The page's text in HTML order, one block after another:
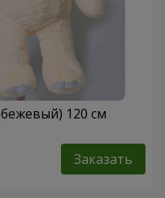
120 см
Заказать